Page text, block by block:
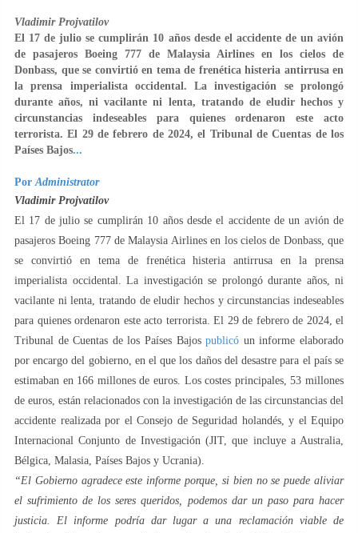
Vladimir Projvatilov
El 17 de julio se cumplirán 10 años desde el accidente de un avión
de pasajeros Boeing 777 de Malaysia Airlines en los cielos de
Donbass, que se convirtió en tema de frenética histeria antirrusa en
la prensa imperialista occidental. La investigación se prolongó
durante años, ni vacilante ni lenta, tratando de eludir hechos y
circunstancias indeseables para quienes ordenaron este acto
terrorista. El 29 de febrero de 2024, el Tribunal de Cuentas de los
Países Bajos...
Por Administrator
Vladimir Projvatilov
El 17 de julio se cumplirán 10 años desde el accidente de un avión de
pasajeros Boeing 777 de Malaysia Airlines en los cielos de Donbass, que
se convirtió en tema de frenética histeria antirrusa en la prensa
imperialista occidental. La investigación se prolongó durante años, ni
vacilante ni lenta, tratando de eludir hechos y circunstancias indeseables
para quienes ordenaron este acto terrorista. El 29 de febrero de 2024, el
Tribunal de Cuentas de los Países Bajospublicó un informe elaborado
por encargo del gobierno, en el que los daños del desastre para el país se
estimaban en 166 millones de euros. Los costes principales, 53 millones
de euros, están relacionados con la investigación de las circunstancias del
accidente realizada por el Consejo de Seguridad holandés, y el Equipo
Internacional Conjunto de Investigación (JIT, que incluye a Australia,
Bélgica, Malasia, Países Bajos y Ucrania).
“El Gobierno agradece este informe porque, si bien no se puede aliviar
el sufrimiento de los seres queridos, podemos dar un paso para hacer
justicia. El informe podría dar lugar a una reclamación viable de